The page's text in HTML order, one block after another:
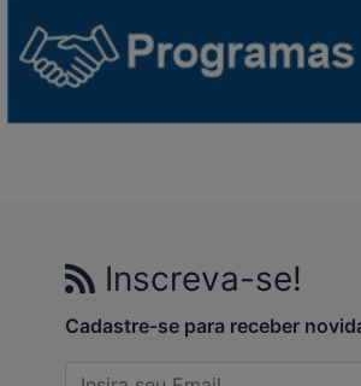
Inscreva-se!
Cadastre-se para receber